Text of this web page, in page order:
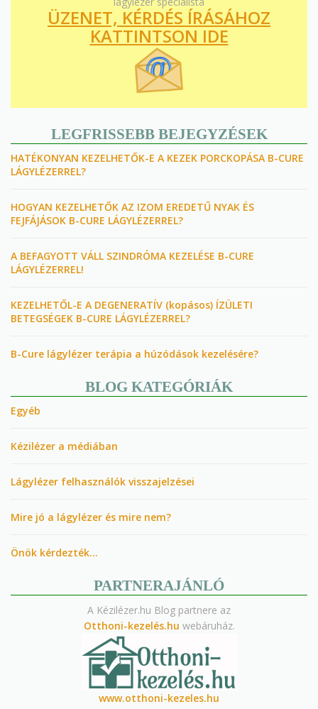
ÜZENET, KÉRDÉS ÍRÁSÁHOZ
KATTINTSON IDE
LEGFRISSEBB BEJEGYZÉSEK
HATÉKONYAN KEZELHETŐK-E A KEZEK PORCKOPÁSA B-CURE
LÁGYLÉZERREL?
HOGYAN KEZELHETŐK AZ IZOM EREDETŰ NYAK ÉS
FEJFÁJÁSOK B-CURE LÁGYLÉZERREL?
A BEFAGYOTT VÁLL SZINDRÓMA KEZELÉSE B-CURE
LÁGYLÉZERREL!
KEZELHETŐL-E A DEGENERATÍV (kopásos) ÍZÜLETI
BETEGSÉGEK B-CURE LÁGYLÉZERREL?
B-Cure lágylézer terápia a húzódások kezelésére?
BLOG KATEGÓRIÁK
Egyéb
Kézilézer a médiában
Lágylézer felhasználók visszajelzései
Mire jó a lágylézer és mire nem?
Önök kérdezték…
PARTNERAJÁNLÓ
A Kézilézer.hu Blog partnere az
Otthoni-kezelés.hu webáruház.
www.otthoni-kezeles.hu